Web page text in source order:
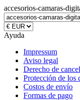
accesorios-camaras-
Ayuda
Impressum
Aviso legal
Derecho de
Protección de los
Costos de envío
Formas de pago